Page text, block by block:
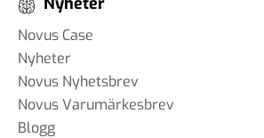
Novus Case
Nyheter
Novus Nyhetsbrev
Novus Varumärkesbrev
Blogg